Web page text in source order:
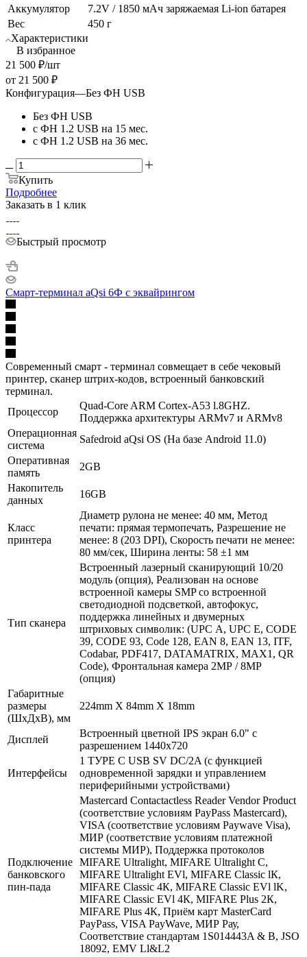
Аккумулятор
7.2V / 1850 мАч заряжаемая Li-ion батарея
Вес
450 г
Характеристики
В избранное
21 500 ₽/шт
от 21 500 ₽
Конфигурация—Без ФН USB
Без ФН USB
с ФН 1.2 USB на 15 мес.
с ФН 1.2 USB на 36 мес.
Купить
Подробнее
Заказать в 1 клик
Быстрый просмотр
Смарт-терминал aQsi 6Ф с эквайрингом
Современный смарт - терминал совмещает в себе чековый
принтер, сканер штрих-кодов, встроенный банковский
терминал.
Процессор
Quad-Core ARM Cortex-A53 l.8GHZ.
Поддержка архитектуры ARMv7 и ARMv8
Операционная
система
Safedroid aQsi OS (На базе Android 11.0)
Оперативная
память
2GB
Накопитель
данных
16GB
Класс
принтера
Диаметр рулона не менее: 40 мм, Метод
печати: прямая термопечать, Разрешение не
менее: 8 (203 DPI), Скорость печати не менее:
80 мм/сек, Ширина ленты: 58 ±1 мм
Тип сканера
Встроенный лазерный сканирующий 10/20
модуль (опция), Реализован на основе
встроенной камеры SMP со встроенной
светодиодной подсветкой, автофокус,
поддержка линейных и двумерных
штриховых символик: (UPC А, UPC Е, CODE
39, CODE 93, Code 128, EAN 8, EAN 13, ITF,
Codabar, PDF417, DATAMATRIX, МАХ1, QR
Code), Фронтальная камера 2МР / 8МР
(опция)
Габаритные
размеры
(ШхДхВ), мм
224mm Х 84mm Х 18mm
Дисплей
Встроенный цветной IPS экран 6.0" с
разрешением 1440х720
Интерфейсы
1 ТУРЕ С USB SV DC/2A (с функцией
одновременной зарядки и управлением
периферийными устройствами)
Подключение
банковского
пин-пада
Mastercard Contactactless Reader Vendor Product
(соответствие условиям PayPass Mastercard),
VISA (соответствие условиям Paywave Visa),
МИР (соответствие условиям платежной
системы МИР), Поддержка протоколов
MIFARE Ultralight, MIFARE Ultralight С,
MIFARE Ultralight EVl, MIFARE Classic lК,
MIFARE Classic 4К, MIFARE Classic EVl lK,
MIFARE Classic EVl 4К, MIFARE Plus 2К,
MIFARE Plus 4К, Приём карт MasterCard
PayPass, VISA PayWave, МИР Рау,
Соответствие стандартам 1S014443A & В, JSO
18092, EMV Ll&L2